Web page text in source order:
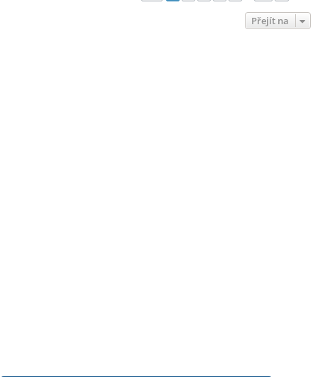
Přejít na